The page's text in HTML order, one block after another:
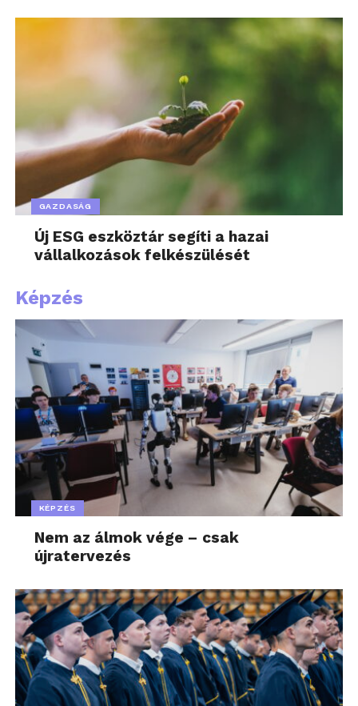
GAZDASÁG
Új ESG eszköztár segíti a hazai
vállalkozások felkészülését
Képzés
KÉPZÉS
Nem az álmok vége – csak
újratervezés